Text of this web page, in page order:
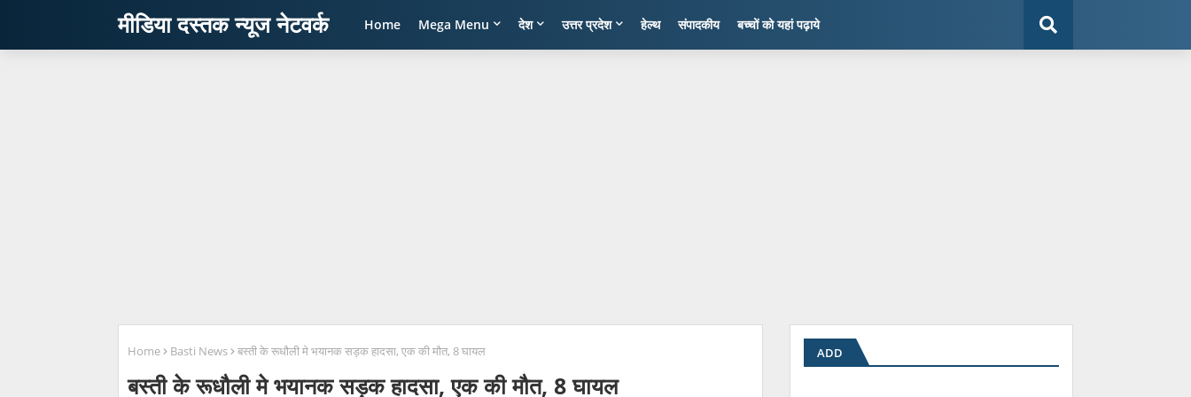
मीडिया दस्तक न्यूज नेटवर्क Home Mega Menu देश उत्तर प्रदेश हेल्थ संपादकीय बच्चों को यहां पढ़ाये
Home Basti News बस्ती के रूधौली मे भयानक सड़क हादसा, एक की मौत, 8 घायल
बस्ती के रूधौली मे भयानक सड़क हादसा, एक की मौत, 8 घायल
ADD